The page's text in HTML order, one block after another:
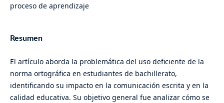
proceso de aprendizaje
Resumen
El artículo aborda la problemática del uso deficiente de la
norma ortográfica en estudiantes de bachillerato,
identificando su impacto en la comunicación escrita y en la
calidad educativa. Su objetivo general fue analizar cómo se